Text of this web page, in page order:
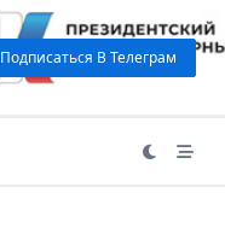
Подписаться В Телеграм